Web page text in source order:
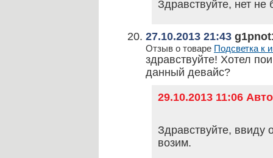
Здравствуйте, нет не
27.10.2013 21:43
Отзыв о товаре Подсветка к
здравствуйте! Хотел
данный девайс?
29.10.2013 11:06
Здравствуйте, ввиду
возим.